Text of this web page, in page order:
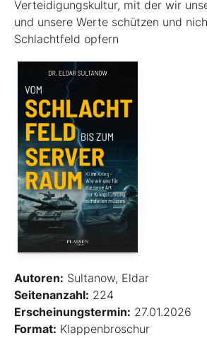
Verteidigungskultur, mit der wir
und unsere Werte schützen und
Schlachtfeld opfern
Autoren: Sultanow, Eldar
Seitenanzahl: 224
Erscheinungstermin: 27.01.2026
Format: Klappenbroschur